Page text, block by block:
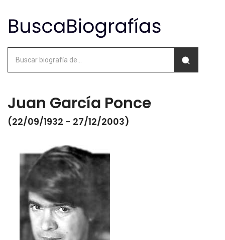
Juan García Ponce
(22/09/1932 - 27/12/2003)